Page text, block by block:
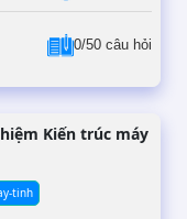
0/50 câu hỏi
Kiến trúc máy
tinh